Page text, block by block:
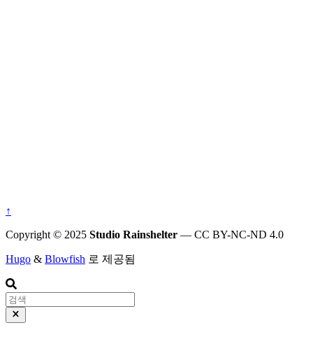
↑
Copyright © 2025 Studio Rainshelter — CC BY-NC-ND 4.0
Hugo & Blowfish 로 제공됨